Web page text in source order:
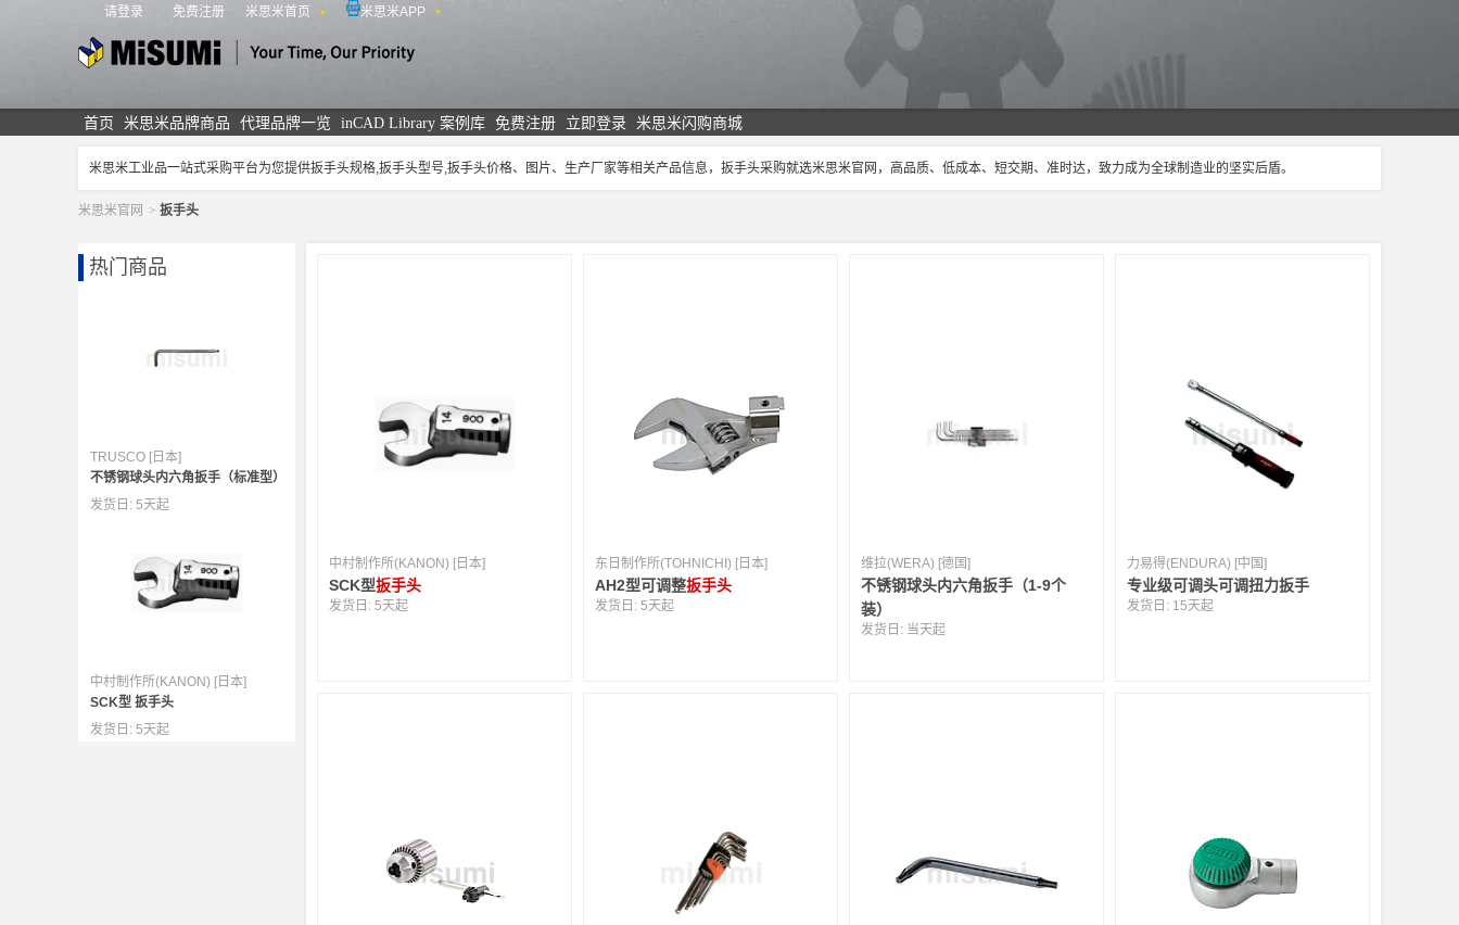
请登录 免费注册 米思米首页 米思米APP
首页 米思米品牌商品 代理品牌一览 inCAD Library 案例库 免费注册 立即登录 米思米闪购商城
米思米工业品一站式采购平台为您提供扳手头规格,扳手头型号,扳手头价格、图片、生产厂家等相关产品信息，扳手头采购就选米思米官网，高品质、低成本、短交期、准时达，致力成为全球制造业的坚实后盾。
米思米官网 > 扳手头
热门商品
TRUSCO [日本]
不锈钢球头内六角扳手（标准型）
发货日: 5天起
中村制作所(KANON) [日本]
SCK型 扳手头
发货日: 5天起
中村制作所(KANON) [日本]
SCK型扳手头
发货日:5天起
东日制作所(TOHNICHI) [日本]
AH2型可调整扳手头
发货日:5天起
维拉(WERA) [德国]
不锈钢球头内六角扳手（1-9个
装）
发货日: 当天起
力易得(ENDURA) [中国]
专业级可调头可调扭力扳手
发货日: 15天起